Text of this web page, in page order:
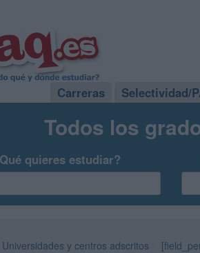
Carreras Selectividad/
Todos los
quieres estudiar?
Universidades y centros adscritos